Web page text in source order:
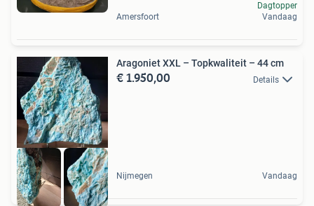
Amersfoort
Dagtopper
Vandaag
Aragoniet XXL – Topkwaliteit – 44 cm
€ 1.950,00 Details
Nijmegen Vandaag